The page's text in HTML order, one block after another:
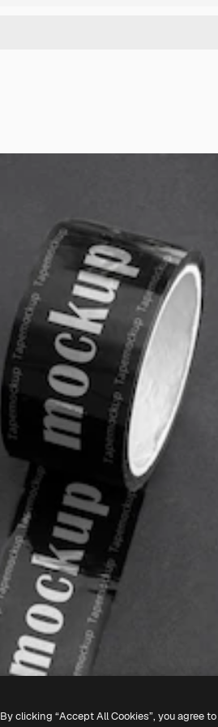
By clicking “Accept All Cookies”, you agree